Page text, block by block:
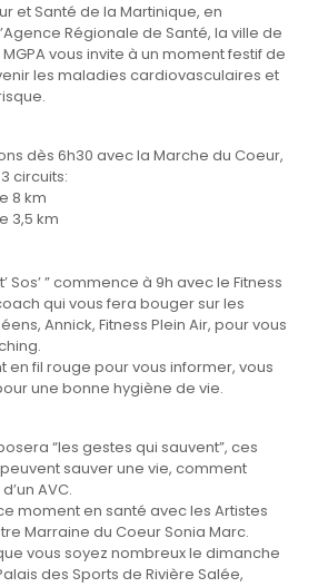
et Santé de la Martinique, en
Régionale de Santé, la ville de
vous invite à un moment festif de
les maladies cardiovasculaires et
dès 6h30 avec la Marche du Coeur,
circuits:
8 km
3,5 km
Sos’ ” commence à 9h avec le Fitness
qui vous fera bouger sur les
Annick, Fitness Plein Air, pour vous
en fil rouge pour vous informer, vous
une bonne hygiène de vie.
“les gestes qui sauvent”, ces
sauver une vie, comment
AVC.
moment en santé avec les Artistes
Marraine du Coeur Sonia Marc.
vous soyez nombreux le dimanche
des Sports de Rivière Salée,